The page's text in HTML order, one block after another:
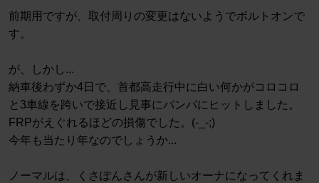
前期用ですが、取付周りの変更はないようでボルトオンで
す。
が、しかし...
納車後わずか4日で、首都高走行中に白い何かがコロコロ
と3車線を跨いで接近し見事にバンパにヒットしました。
FRPがえぐれるほどの損傷でした。(-_-;)
今年も当たり年なのでしょうか...
ノーマルは、くさぽんさんが新しいオーナになってくれま